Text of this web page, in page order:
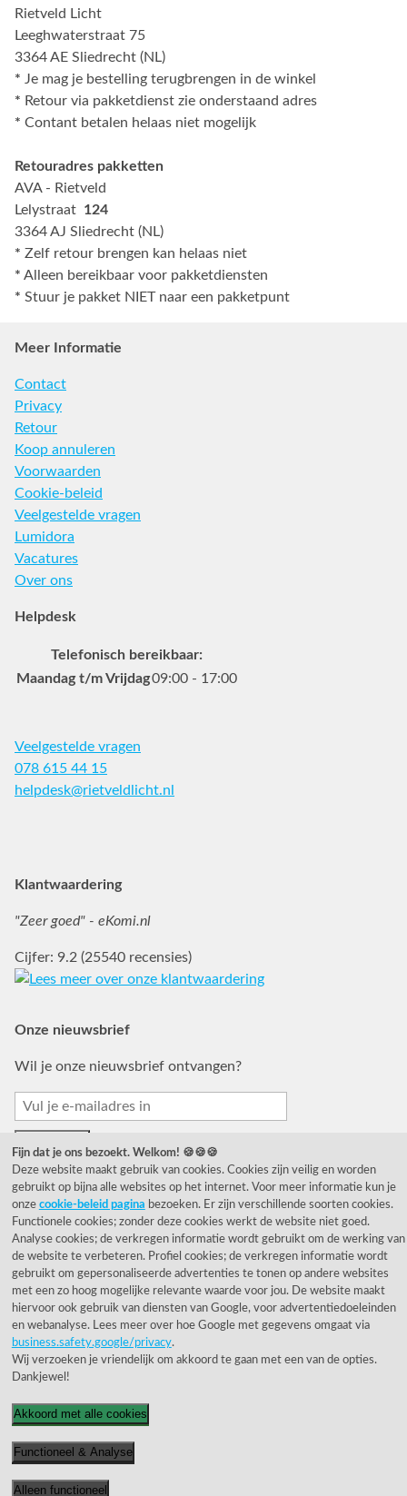
Rietveld Licht
Leeghwaterstraat 75
3364 AE Sliedrecht (NL)
* Je mag je bestelling terugbrengen in de winkel
* Retour via pakketdienst zie onderstaand adres
* Contant betalen helaas niet mogelijk
Retouradres pakketten
AVA - Rietveld
Lelystraat 124
3364 AJ Sliedrecht (NL)
* Zelf retour brengen kan helaas niet
* Alleen bereikbaar voor pakketdiensten
* Stuur je pakket NIET naar een pakketpunt
Meer Informatie
Contact
Privacy
Retour
Koop annuleren
Voorwaarden
Cookie-beleid
Veelgestelde vragen
Lumidora
Vacatures
Over ons
Helpdesk
Telefonisch bereikbaar:
Maandag t/m Vrijdag09:00 - 17:00
Veelgestelde vragen
078 615 44 15
helpdesk@rietveldlicht.nl
Klantwaardering
"Zeer goed" - eKomi.nl
Cijfer: 9.2 (25540 recensies)
Onze nieuwsbrief
Wil je onze nieuwsbrief ontvangen?
© 1955 - 2026 Rietveld Licht B.V.
Fijn dat je ons bezoekt. Welkom! 🍪🍪🍪
Deze website maakt gebruik van cookies. Cookies zijn veilig en worden
gebruikt op bijna alle websites op het internet. Voor meer informatie kun je
onze cookie-beleid pagina bezoeken. Er zijn verschillende soorten cookies.
Functionele cookies; zonder deze cookies werkt de website niet goed.
Analyse cookies; de verkregen informatie wordt gebruikt om de werking van
de website te verbeteren. Profiel cookies; de verkregen informatie wordt
gebruikt om gepersonaliseerde advertenties te tonen op andere websites
met een zo hoog mogelijke relevante waarde voor jou. De website maakt
hiervoor ook gebruik van diensten van Google, voor advertentiedoeleinden
en webanalyse. Lees meer over hoe Google met gegevens omgaat via
business.safety.google/privacy.
Wij verzoeken je vriendelijk om akkoord te gaan met een van de opties.
Dankjewel!
Akkoord met alle cookies
Functioneel & Analyse
Alleen functioneel